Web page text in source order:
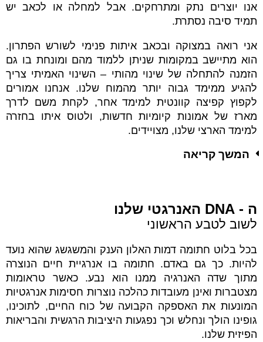
אנו יוצרים נתק ומתרחקים. אבל למחלה או לכאב יש
תמיד סיבה נסתרת.
אני רואה במצוקה ובכאב איתות פנימי לשורש הפתרון.
הוא מתיישב במקומות שניתן ללמוד מהם ומונחת בו גם
הזמנה להתחלה של שינוי מהותי – השינוי האמיתי צריך
להגיע ממימד גבוה יותר מהמוח שלנו. אנחנו אמורים
לקפוץ קפיצה קוונטית למימד אחר, לקחת משם לדרך
מארז של אמונות קיומיות חדשות, ולטוס איתו בחזרה
למימד הארצי שלנו, מצויידים.
המשך קריאה
ה - DNA האנרגטי שלנו
לשוב לטבע הראשוני
בכל בלוט חתומה דמות האלון הענק והמשגשג שהוא נועד
להיות. כך גם באדם. חתומה בו אנרגיית חיים הנוצרה
מתוך שדה האנרגיה ממנו הוא נבע. כאשר טראומות
מצטברות ואינן מעובדות כהלכה נוצרות חסימות אנרגטיות
המונעות את האספקה הקבועה של כוח החיים, לתוכינו,
גופינו הולך ונחלש וכך נפגעות היציבות הרגשית והבריאות
הפיזית שלנו.